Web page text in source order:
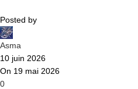
Posted by
Asma
10 juin 2026
On 19 mai 2026
0